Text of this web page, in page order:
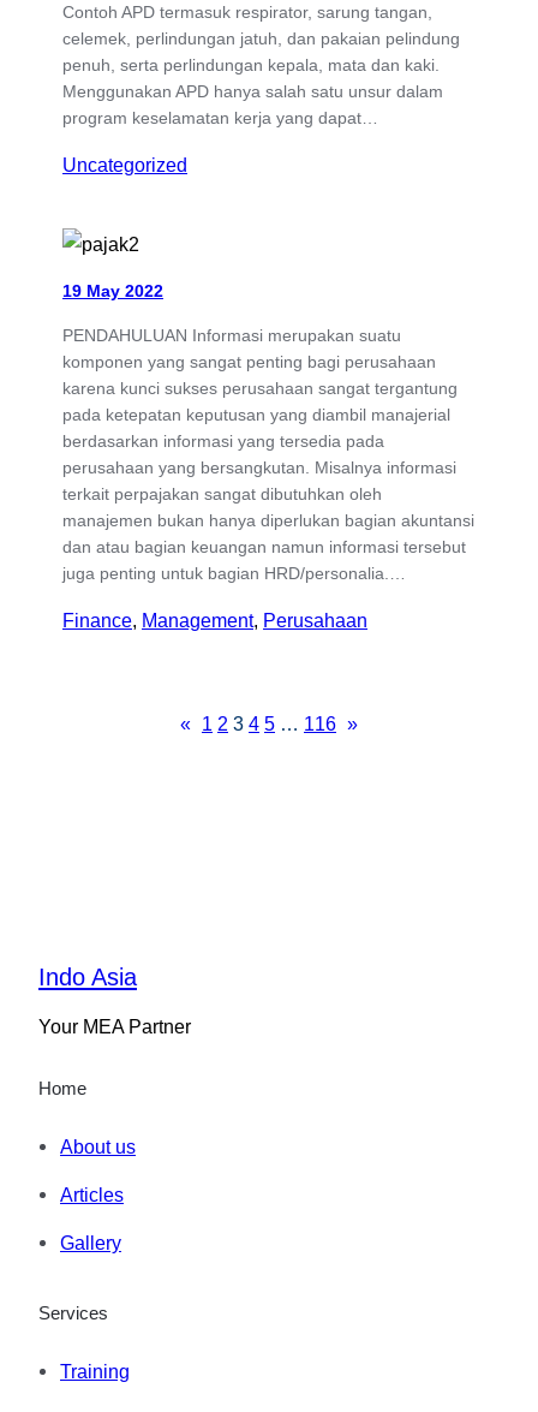
Contoh APD termasuk respirator, sarung tangan,
celemek, perlindungan jatuh, dan pakaian pelindung
penuh, serta perlindungan kepala, mata dan kaki.
Menggunakan APD hanya salah satu unsur dalam
program keselamatan kerja yang dapat…
Uncategorized
19 May 2022
PENDAHULUAN Informasi merupakan suatu
komponen yang sangat penting bagi perusahaan
karena kunci sukses perusahaan sangat tergantung
pada ketepatan keputusan yang diambil manajerial
berdasarkan informasi yang tersedia pada
perusahaan yang bersangkutan. Misalnya informasi
terkait perpajakan sangat dibutuhkan oleh
manajemen bukan hanya diperlukan bagian akuntansi
dan atau bagian keuangan namun informasi tersebut
juga penting untuk bagian HRD/personalia.…
Finance, Management, Perusahaan
« 1 2 3 4 5 … 116 »
Indo Asia
Your MEA Partner
Home
About us
Articles
Gallery
Services
Training